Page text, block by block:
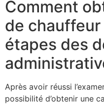
Comment
de chauffeur
étapes des
Après avoir réussi
possibilité d’obtenir une